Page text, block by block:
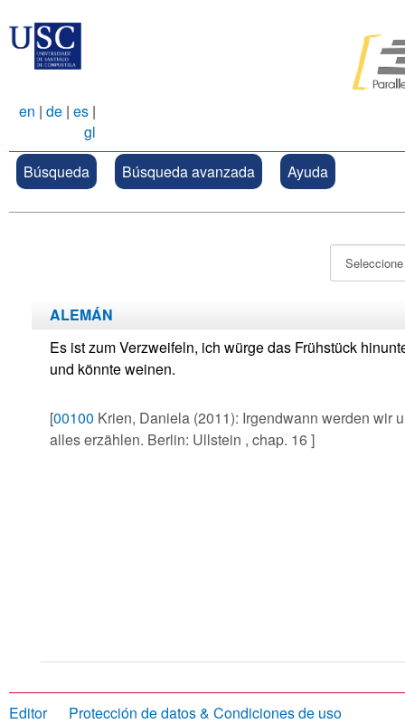
en | de | es |
gl
Búsqueda
Búsqueda avanzada Ayuda
ALEMÁN
Es ist zum Verzweifeln, ich würge das Frühstück
und könnte weinen.
[00100 Krien, Daniela (2011): Irgendwann werden wir
alles erzählen. Berlin: Ullstein , chap. 16 ]
Editor Protección de datos & Condiciones de uso